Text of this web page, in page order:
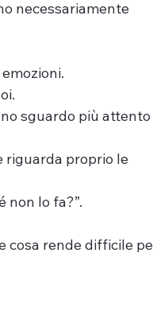
necessariamente
sguardo più
riguarda proprio le
non lo fa?”.
cosa rende difficile